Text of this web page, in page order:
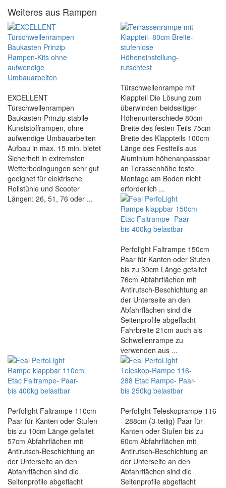
Weiteres aus Rampen
EXCELLENT
Türschwellenrampen
Baukasten-Prinzip stabile
Kunststofframpen, ohne
aufwendige Umbauarbeiten
Aufbau in max. 15 min. bietet
Sicherheit in extremsten
Wetterbedingungen sehr gut
geeignet für elektrische
Rollstühle und Scooter
Längen: 26, 51, 76 oder ...
Türschwellenrampe mit
Klappteil Die Lösung zum
überwinden beidseitiger
Höhenunterschiede 80cm
Breite des festen Teils 75cm
Breite des Klappteils 100cm
Länge des Festteils aus
Aluminium höhenanpassbar
an Terassenhöhe feste
Montage am Boden nicht
erforderlich ...
Perfolight Faltrampe 150cm
Paar für Kanten oder Stufen
bis zu 30cm Länge gefaltet
76cm Abfahrflächen mit
Antirutsch-Beschichtung an
der Unterseite an den
Abfahrflächen sind die
Seitenprofile abgeflacht
Fahrbreite 21cm auch als
Schwellenrampe zu
verwenden aus ...
Perfolight Faltrampe 110cm
Paar für Kanten oder Stufen
bis zu 10cm Länge gefaltet
57cm Abfahrflächen mit
Antirutsch-Beschichtung an
der Unterseite an den
Abfahrflächen sind die
Seitenprofile abgeflacht
Perfolight Teleskoprampe 116
- 288cm (3-teilig) Paar für
Kanten oder Stufen bis zu
60cm Abfahrflächen mit
Antirutsch-Beschichtung an
der Unterseite an den
Abfahrflächen sind die
Seitenprofile abgeflacht